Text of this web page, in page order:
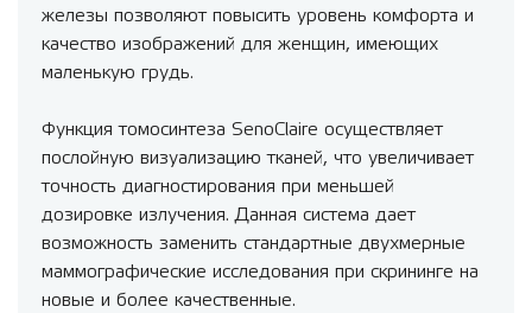
железы позволяют повысить уровень комфорта и
качество изображений для женщин, имеющих
маленькую грудь.
Функция томосинтеза SenoClaire осуществляет
послойную визуализацию тканей, что увеличивает
точность диагностирования при меньшей
дозировке излучения. Данная система дает
возможность заменить стандартные двухмерные
маммографические исследования при скрининге на
новые и более качественные.